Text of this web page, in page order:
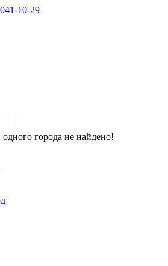
10-29
города не найдено!